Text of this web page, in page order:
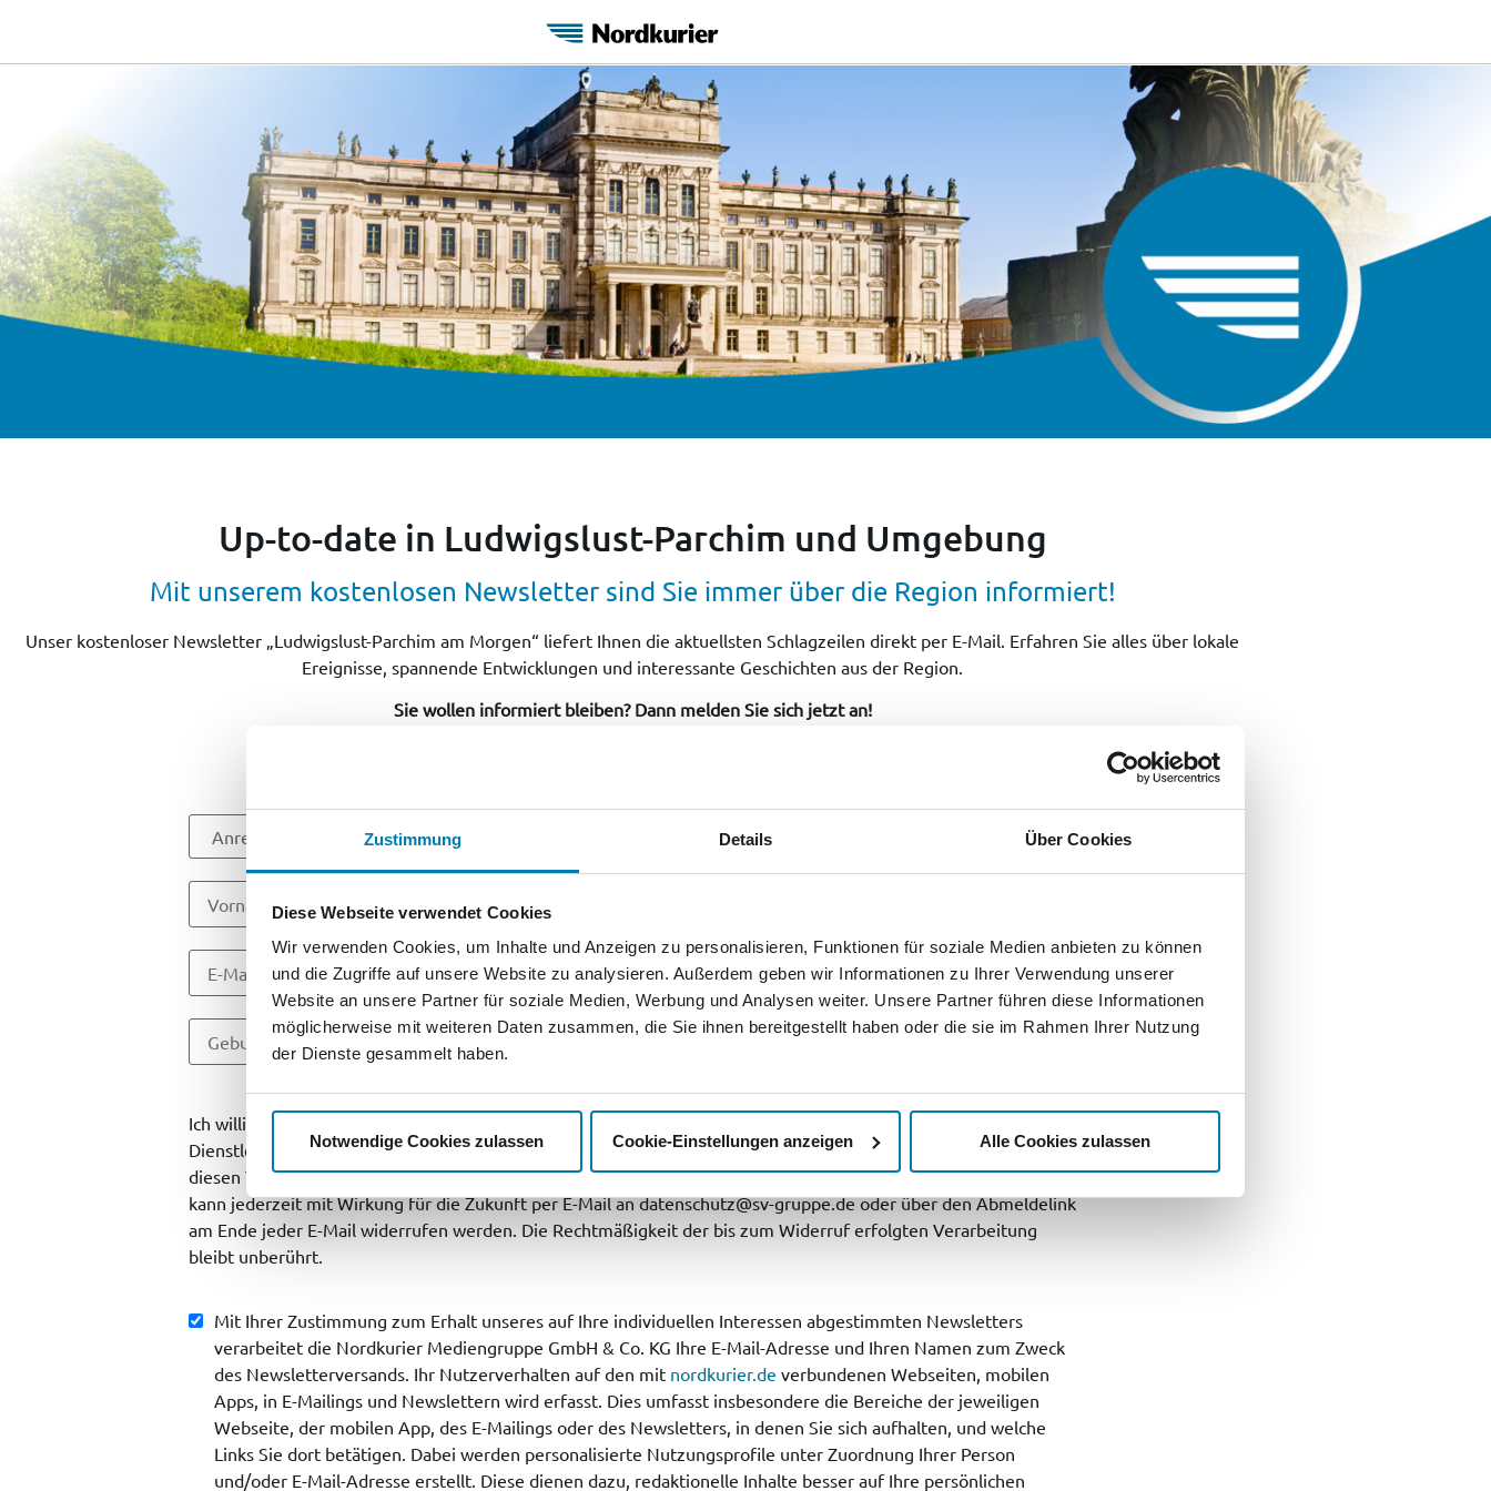
Zustimmung Details Über Cookies
Diese Webseite verwendet Cookies
Wir verwenden Cookies, um Inhalte und Anzeigen zu personalisieren, Funktionen für soziale Medien anbieten zu können
und die Zugriffe auf unsere Website zu analysieren. Außerdem geben wir Informationen zu Ihrer Verwendung unserer
Website an unsere Partner für soziale Medien, Werbung und Analysen weiter. Unsere Partner führen diese Informationen
möglicherweise mit weiteren Daten zusammen, die Sie ihnen bereitgestellt haben oder die sie im Rahmen Ihrer Nutzung
der Dienste gesammelt haben.
Notwendige Cookies zulassen Cookie-Einstellungen anzeigen Alle Cookies zulassen
Up-to-date in Ludwigslust-Parchim und Umgebung
Mit unserem kostenlosen Newsletter sind Sie immer über die Region informiert!
Unser kostenloser Newsletter „Ludwigslust-Parchim am Morgen“ liefert Ihnen die aktuellsten Schlagzeilen direkt per E-Mail. Erfahren Sie alles über lokale
Ereignisse, spannende Entwicklungen und interessante Geschichten aus der Region.
Sie wollen informiert bleiben? Dann melden Sie sich jetzt an!
Ich willige ein, dass die zur SV Gruppe gehörenden
mich per E-Mail, über Angebote, Waren,
Dienstleistungen, Veranstaltungen, Gewinnspiele und Aktionen sowie über Werbung und Angebote Dritter zu
diesen Themen informieren dürfen. Eine Weitergabe der Daten an Dritte findet nicht statt. Diese Einwilligung
kann jederzeit mit Wirkung für die Zukunft per E-Mail an datenschutz@sv-gruppe.de oder über den Abmeldelink
am Ende jeder E-Mail widerrufen werden. Die Rechtmäßigkeit der bis zum Widerruf erfolgten Verarbeitung
bleibt unberührt.
Mit Ihrer Zustimmung zum Erhalt unseres auf Ihre individuellen Interessen abgestimmten Newsletters
verarbeitet die Nordkurier Mediengruppe GmbH & Co. KG Ihre E-Mail-Adresse und Ihren Namen zum Zweck
des Newsletterversands. Ihr Nutzerverhalten auf den mit nordkurier.de verbundenen Webseiten, mobilen
Apps, in E-Mailings und Newslettern wird erfasst. Dies umfasst insbesondere die Bereiche der jeweiligen
Webseite, der mobilen App, des E-Mailings oder des Newsletters, in denen Sie sich aufhalten, und welche
Links Sie dort betätigen. Dabei werden personalisierte Nutzungsprofile unter Zuordnung Ihrer Person
und/oder E-Mail-Adresse erstellt. Diese dienen dazu, redaktionelle Inhalte besser auf Ihre persönlichen